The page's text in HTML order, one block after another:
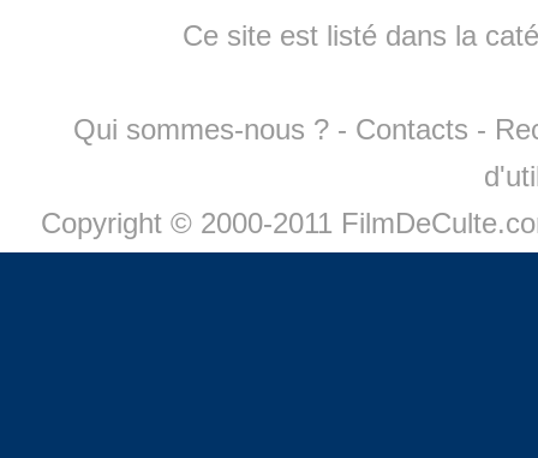
Ce site est listé dans la
Qui sommes-nous ? - Contacts -
Copyright © 2000-2011